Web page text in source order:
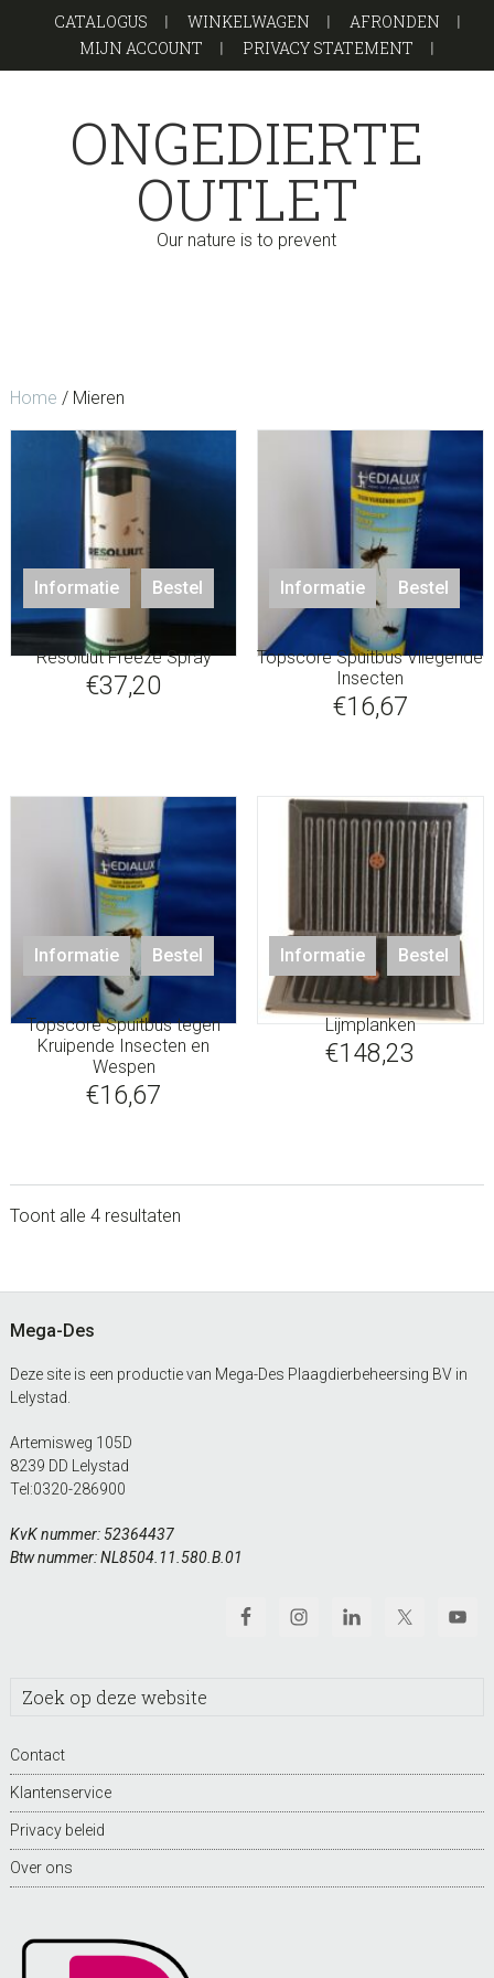
de
de
de
CATALOGUS WINKELWAGEN
AFRONDEN
MIJN ACCOUNT
PRIVACY STATEMENT
ONGEDIERTE
OUTLET
Our nature is to prevent
Home / Mieren
Informatie Bestel
Resoluut Freeze Spray
€37,20
Informatie Bestel
Topscore Spuitbus Vliegende
Insecten
€16,67
Informatie Bestel
Topscore Spuitbus tegen
Kruipende Insecten en
Wespen
€16,67
Informatie Bestel
Lijmplanken
€148,23
Toont alle 4 resultatenGesorteerd
Footer
Mega-Des
Deze site is een productie van Mega-Des Plaagdierbeheersing BV in
Lelystad.
Artemisweg 105D
8239 DD Lelystad
Tel:0320-286900
KvK nummer: 52364437
Btw nummer: NL8504.11.580.B.01
Zoek
op
website
Contact
Klantenservice
Privacy beleid
Over ons